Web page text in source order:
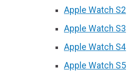
Apple Watch S2
Apple Watch S3
Apple Watch S4
Apple Watch S5